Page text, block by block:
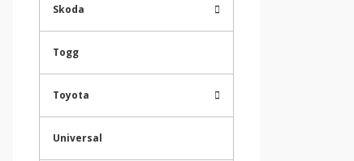
Skoda
Togg
Toyota
Universal